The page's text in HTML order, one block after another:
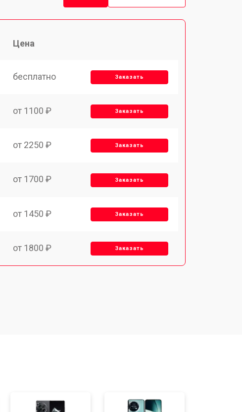
Цена
бесплатно Заказать
от 1100 ₽ Заказать
от 2250 ₽ Заказать
от 1700 ₽ Заказать
от 1450 ₽ Заказать
от 1800 ₽ Заказать